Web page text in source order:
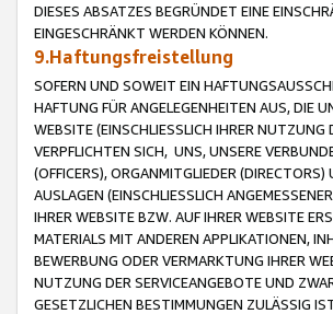
DIESES ABSATZES BEGRÜNDET EINE
EINGESCHRÄNKT WERDEN KÖNNEN.
9.Haftungsfreistellung
SOFERN UND SOWEIT EIN
HAFTUNG FÜR ANGELEGENHEITEN AUS, DIE
WEBSITE (EINSCHLIESSLICH IHRER NUTZUNG
VERPFLICHTEN SICH, UNS, UNSERE
(OFFICERS), ORGANMITGLIEDER
AUSLAGEN (EINSCHLIESSLICH
IHRER WEBSITE BZW. AUF IHRER WEBSITE
MATERIALS MIT ANDEREN APPLIKATIONEN,
BEWERBUNG ODER VERMARKTUNG IHRER
NUTZUNG DER SERVICEANGEBOTE UND
GESETZLICHEN BESTIMMUNGEN ZULÄSSIG